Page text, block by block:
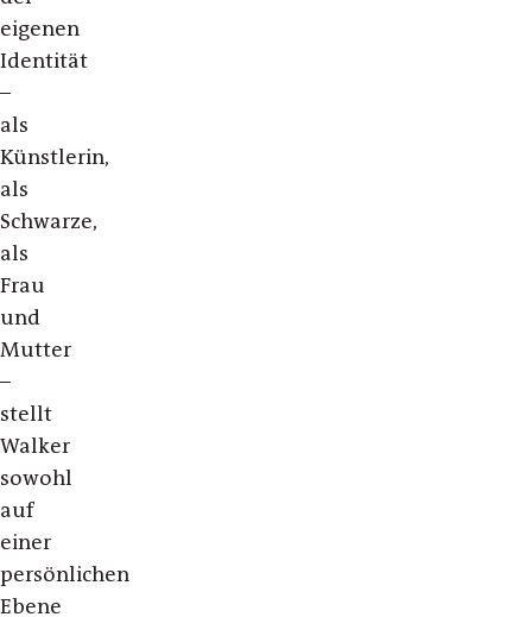
eigenen
Identität
–
als
Künstlerin,
als
Schwarze,
als
Frau
und
Mutter
–
stellt
Walker
sowohl
auf
einer
persönlichen
Ebene